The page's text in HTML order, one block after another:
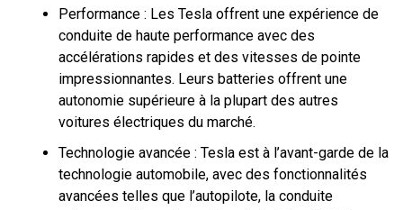
Performance : Les Tesla offrent une expérience de
conduite de haute performance avec des
accélérations rapides et des vitesses de pointe
impressionnantes. Leurs batteries offrent une
autonomie supérieure à la plupart des autres
voitures électriques du marché.
Technologie avancée : Tesla est à l’avant-garde de la
technologie automobile, avec des fonctionnalités
avancées telles que l’autopilote, la conduite